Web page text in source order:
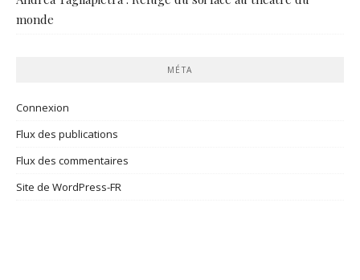
monde
MÉTA
Connexion
Flux des publications
Flux des commentaires
Site de WordPress-FR